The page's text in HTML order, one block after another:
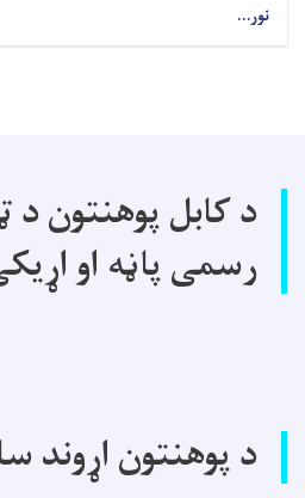
نور...
د کابل پوهنتون د
رسمی پاڼه او
د پوهنتون اړوند